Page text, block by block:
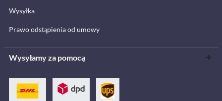
Wysyłka
Prawo odstąpienia od umowy
Wysyłamy za pomocą